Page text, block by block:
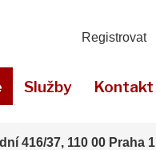
Registrovat
Služby Kontakt
416/37, 110 00 Praha 1